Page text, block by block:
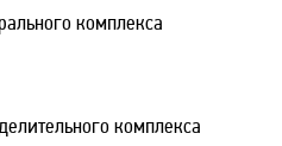
комплекса
комплекса